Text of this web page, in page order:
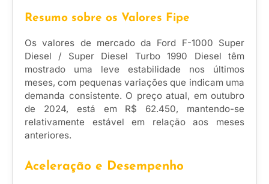
Resumo sobre os Valores Fipe
Os valores de mercado da Ford F-1000 Super
Diesel / Super Diesel Turbo 1990 Diesel têm
mostrado uma leve estabilidade nos últimos
meses, com pequenas variações que indicam uma
demanda consistente. O preço atual, em outubro
de 2024, está em R$ 62.450, mantendo-se
relativamente estável em relação aos meses
anteriores.
Aceleração e Desempenho